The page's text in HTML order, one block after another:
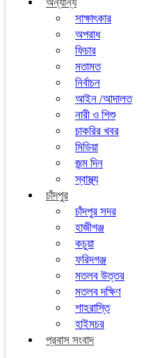
সাক্ষাৎকার
অপরাধ
ফিচার
মতামত
নির্বাচন
আইন /আদালত
নারী ও শিশু
চাকরির খবর
মিডিয়া
জন্ম দিন
স্বাস্থ্য
চাঁদপুর
চাঁদপুর সদর
হাজীগঞ্জ
কচুয়া
ফরিদগঞ্জ
মতলব উত্তর
মতলব দক্ষিণ
শাহরাস্তি
হাইমচর
প্রবাস সংবাদ